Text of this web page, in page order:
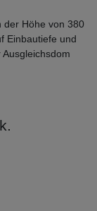
der Höhe von 380
Einbautiefe und